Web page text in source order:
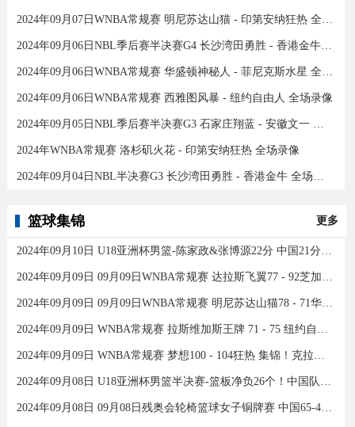
2024年09月07日WNBA常规赛 明尼苏达山猫 - 印第安纳狂热 全场录像
2024年09月06日NBL季后赛半决赛G4 长沙湾田勇胜 - 香港金牛 全场录像
2024年09月06日WNBA常规赛 华盛顿神秘人 - 菲尼克斯水星 全场录像
2024年09月06日WNBA常规赛 西雅图风暴 - 纽约自由人 全场录像
2024年09月05日NBL季后赛半决赛G3 石家庄翔蓝 - 安徽文一 全场录像
2024年WNBA常规赛 洛杉矶火花 - 印第安纳狂热 全场录像
2024年09月04日NBL半决赛G3 长沙湾田勇胜 - 香港金牛 全场录像
篮球集锦 更多
2024年09月10日 U18亚洲杯男篮-陈家政&张博源22分 中国21分大胜约旦夺季军！
2024年09月09日 09月09日WNBA常规赛 达拉斯飞翼77 - 92芝加哥天空 全场集锦
2024年09月09日 09月09日WNBA常规赛 明尼苏达山猫78 - 71华盛顿神秘人 全场集锦
2024年09月09日 WNBA常规赛 拉斯维加斯王牌 71 - 75 纽约自由人 全场集锦
2024年09月09日 WNBA常规赛 梦想100 - 104狂热 集锦！克拉克26分12助
2024年09月08日 U18亚洲杯男篮半决赛-篮板净负26个！中国队不敌新西兰
2024年09月08日 09月08日残奥会轮椅篮球女子铜牌赛 中国65-43加拿大 全场集锦